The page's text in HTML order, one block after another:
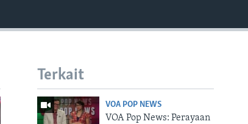
Terkait
VOA POP NEWS
VOA Pop News: Perayaan